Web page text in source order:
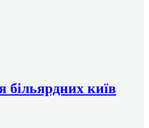
більярдних київ